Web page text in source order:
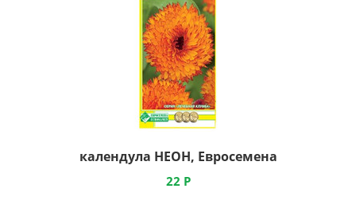
календула НЕОН, Евросемена
22 Р